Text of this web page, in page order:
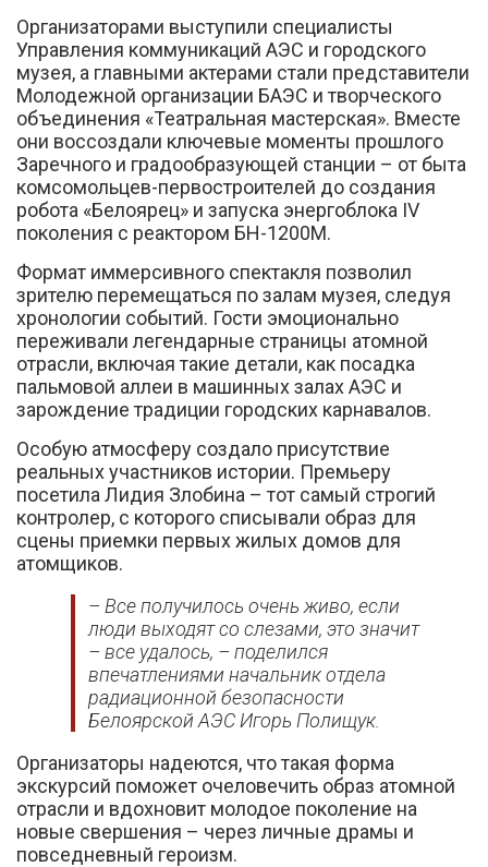
Организаторами выступили специалисты
Управления коммуникаций АЭС и городского
музея, а главными актерами стали представители
Молодежной организации БАЭС и творческого
объединения «Театральная мастерская». Вместе
они воссоздали ключевые моменты прошлого
Заречного и градообразующей станции – от быта
комсомольцев-первостроителей до создания
робота «Белоярец» и запуска энергоблока IV
поколения с реактором БН-1200М.
Формат иммерсивного спектакля позволил
зрителю перемещаться по залам музея, следуя
хронологии событий. Гости эмоционально
переживали легендарные страницы атомной
отрасли, включая такие детали, как посадка
пальмовой аллеи в машинных залах АЭС и
зарождение традиции городских карнавалов.
Особую атмосферу создало присутствие
реальных участников истории. Премьеру
посетила Лидия Злобина – тот самый строгий
контролер, с которого списывали образ для
сцены приемки первых жилых домов для
атомщиков.
– Все получилось очень живо, если
люди выходят со слезами, это значит
– все удалось, – поделился
впечатлениями начальник отдела
радиационной безопасности
Белоярской АЭС Игорь Полищук.
Организаторы надеются, что такая форма
экскурсий поможет очеловечить образ атомной
отрасли и вдохновит молодое поколение на
новые свершения – через личные драмы и
повседневный героизм.